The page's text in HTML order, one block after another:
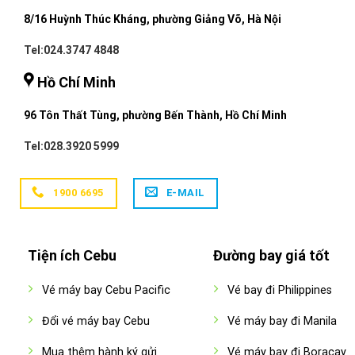
8/16 Huỳnh Thúc Kháng, phường Giảng Võ, Hà Nội
Tel:024.3747 4848
Hồ Chí Minh
96 Tôn Thất Tùng, phường Bến Thành, Hồ Chí Minh
Tel:028.3920 5999
1900 6695 E-MAIL
Tiện ích Cebu
Vé máy bay Cebu Pacific
Đổi vé máy bay Cebu
Đường bay giá tốt
Vé bay đi Philippines
Vé máy bay đi Manila